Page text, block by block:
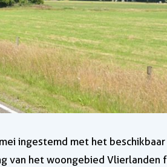
ingestemd met het
van het woongebied Vlierlanden